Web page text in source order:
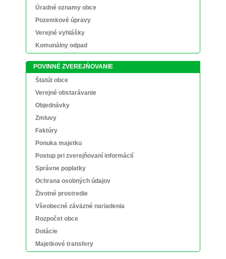
Úradné oznamy obce
Pozemkové úpravy
Verejné vyhlášky
Komunálny odpad
POVINNÉ ZVEREJŇOVANIE
Štatút obce
Verejné obstarávanie
Objednávky
Zmluvy
Faktúry
Ponuka majetku
Postup pri zverejňovaní informácií
Správne poplatky
Ochrana osobných údajov
Životné prostredie
Všeobecné záväzné nariadenia
Rozpočet obce
Dotácie
Majetkové transfery